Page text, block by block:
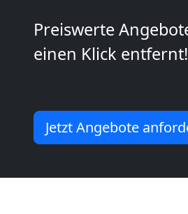
Preiswerte
einen Klick entfernt!
Jetzt Angebote
Möbelmontage
Wolfsberg
Wolfsberg